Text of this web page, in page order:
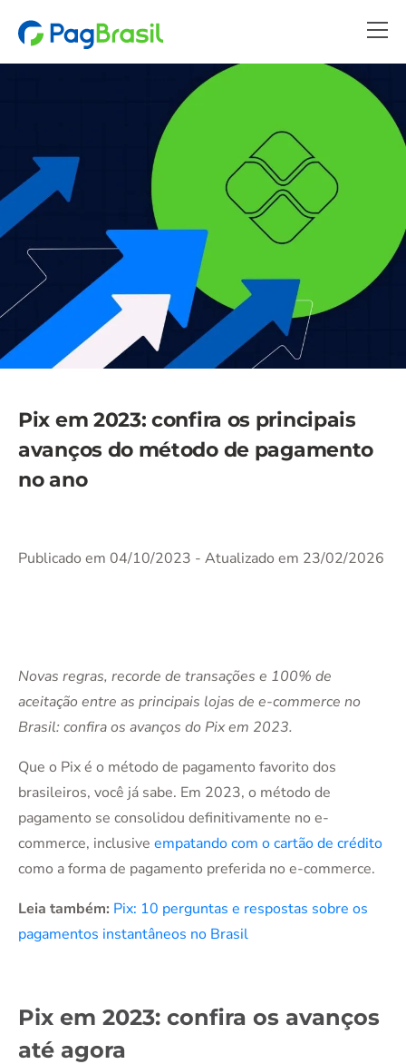
Pix em 2023: confira os principais
avanços do método de pagamento
no ano
Publicado em 04/10/2023 - Atualizado em 23/02/2026
Novas regras, recorde de transações e 100% de
aceitação entre as principais lojas de e-commerce no
Brasil: confira os avanços do Pix em 2023.
Que o Pix é o método de pagamento favorito dos
brasileiros, você já sabe. Em 2023, o método de
pagamento se consolidou definitivamente no e-
commerce, inclusive empatando com o cartão de crédito
como a forma de pagamento preferida no e-commerce.
Leia também: Pix: 10 perguntas e respostas sobre os
pagamentos instantâneos no Brasil
Pix em 2023: confira os avanços
até agora